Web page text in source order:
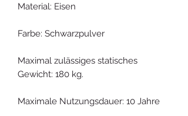
Material: Eisen
Farbe: Schwarzpulver
Maximal zulässiges statisches
Gewicht: 180 kg.
Maximale Nutzungsdauer: 10 Jahre